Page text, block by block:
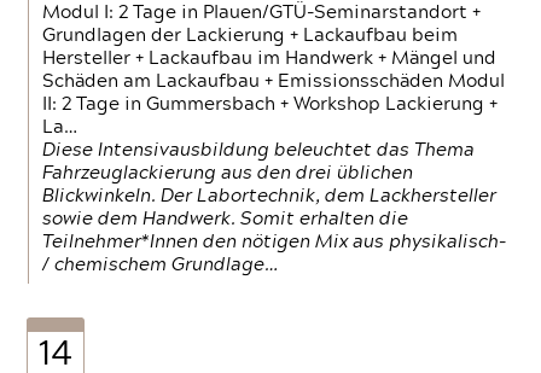
Modul I: 2 Tage in Plauen/GTÜ-Seminarstandort +
Grundlagen der Lackierung + Lackaufbau beim
Hersteller + Lackaufbau im Handwerk + Mängel und
Schäden am Lackaufbau + Emissionsschäden Modul
II: 2 Tage in Gummersbach + Workshop Lackierung +
La…
Diese Intensivausbildung beleuchtet das Thema
Fahrzeuglackierung aus den drei üblichen
Blickwinkeln. Der Labortechnik, dem Lackhersteller
sowie dem Handwerk. Somit erhalten die
Teilnehmer*Innen den nötigen Mix aus physikalisch-
/ chemischem Grundlage…
14